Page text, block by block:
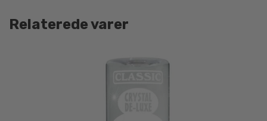
Relaterede varer